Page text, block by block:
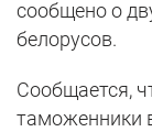
сообщено о
белорусов.
Сообщается,
таможенники